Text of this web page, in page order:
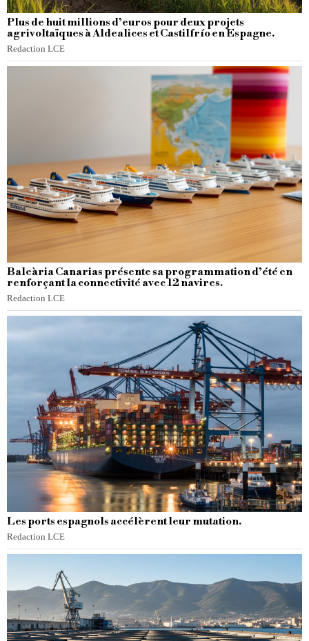
Plus de huit millions d’euros pour deux projets
agrivoltaïques à Aldealices et Castilfrío en Espagne.
Redaction LCE
Baleària Canarias présente sa programmation d’été en
renforçant la connectivité avec 12 navires.
Redaction LCE
Les ports espagnols accélèrent leur mutation.
Redaction LCE